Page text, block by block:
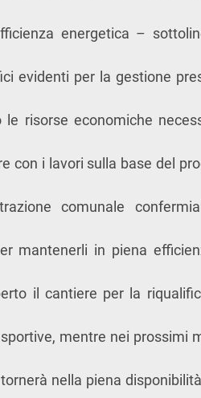
energetica –
evidenti per la gestione
risorse economiche
con i lavori sulla base del
comunale
mantenerli in piena
il cantiere per la
mentre nei prossimi
nella piena